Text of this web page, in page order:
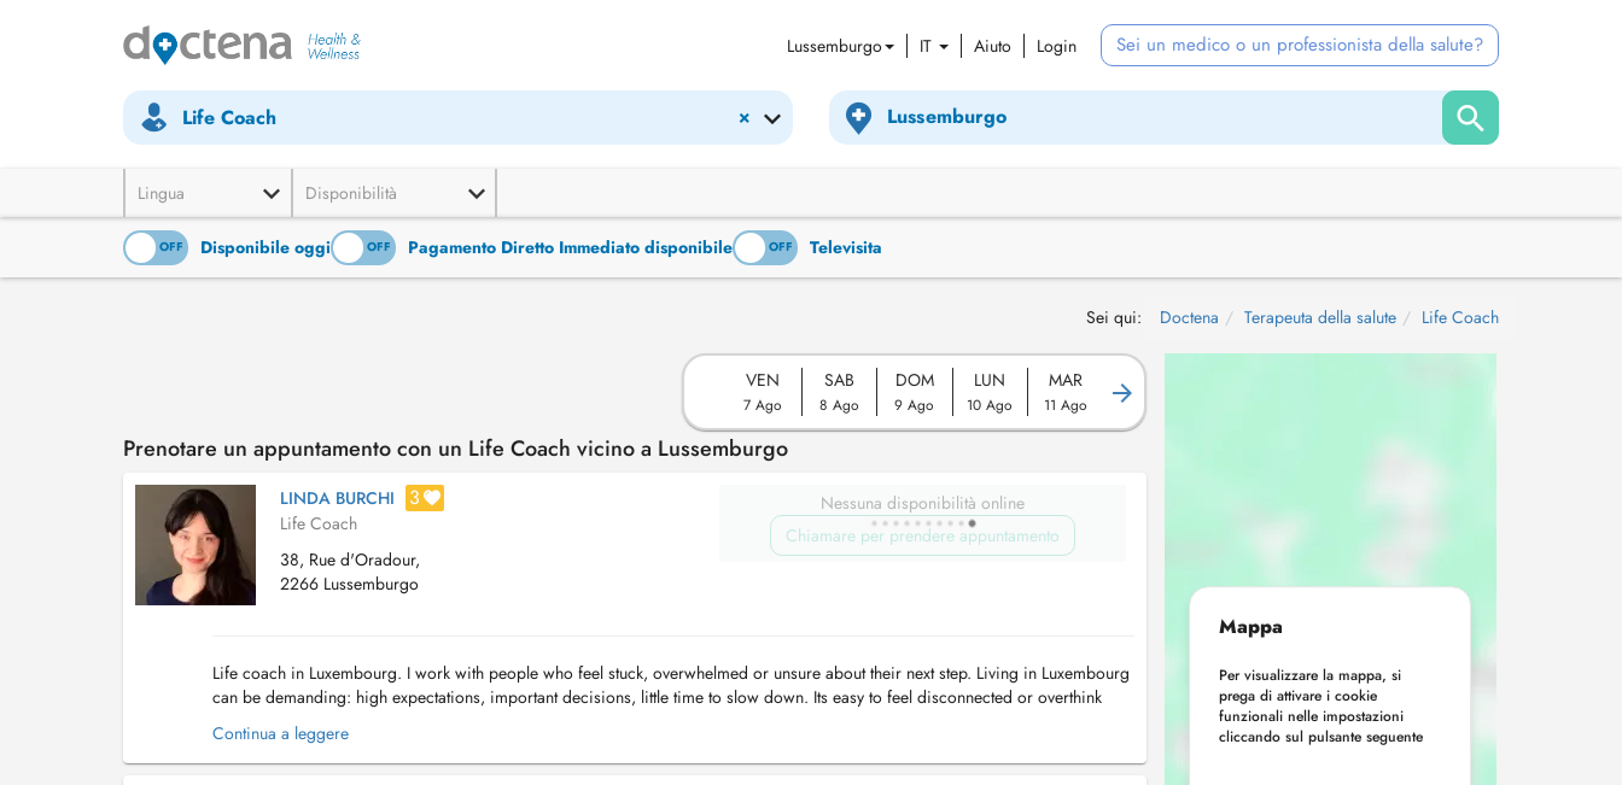
Lussemburgo IT Aiuto Login Sei un medico o un professionista della salute?
×
Life Coach
Lingua Disponibilità
OFF Disponibile oggi
ON OFF Pagamento Diretto Immediato disponibile
ON OFF Televisita
Sei qui: Doctena Terapeuta della salute Life Coach
VEN
7 Ago
SAB
8 Ago
DOM
9 Ago
LUN
10 Ago
MAR
11 Ago
Prenotare un appuntamento con un Life Coach vicino a Lussemburgo
LINDA BURCHI 3
Life Coach
38, Rue d'Oradour,
2266 Lussemburgo
Nessuna disponibilità online
Chiamare per prendere appuntamento
Life coach in Luxembourg. I work with people who feel stuck, overwhelmed or unsure about their next step. Living in Luxembourg
can be demanding: high expectations, important decisions, little time to slow down. Its easy to feel disconnected or overthink
what to do next. I offer a space that...
Continua a leggere
Mappa
Per visualizzare la mappa, si
prega di attivare i cookie
funzionali nelle impostazioni
cliccando sul pulsante seguente